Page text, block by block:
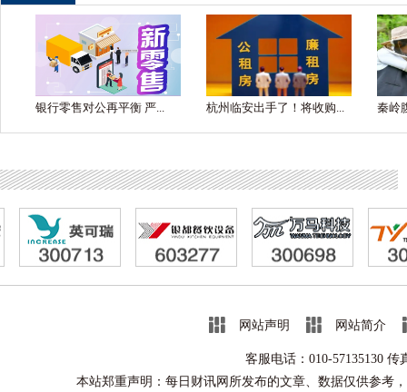
银行零售对公再平衡 严... 杭州临安出手了！将收购... 秦岭
网站声明 网站简介
客服电话：010-57135130 传
本站郑重声明：每日财讯网所发布的文章、数据仅供参考